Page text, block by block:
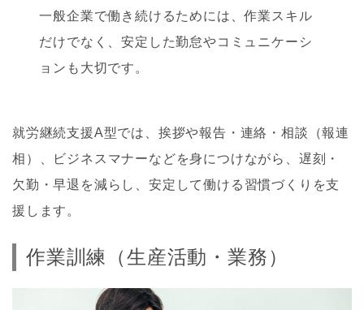
一般企業で働き続けるためには、作業スキル
だけでなく、安定した勤怠やコミュニケーシ
ョンも大切です。
就労継続支援A型では、挨拶や報告・連絡・相談（報連
相）、ビジネスマナーなどを身につけながら、遅刻・
欠勤・早退を減らし、安定して働ける習慣づくりを支
援します。
作業訓練（生産活動・業務）